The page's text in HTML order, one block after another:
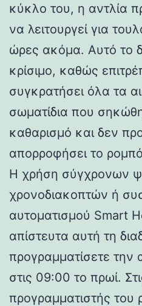
κύκλο του, η αντλία
να λειτουργεί για
ώρες ακόμα. Αυτό το
κρίσιμο, καθώς
συγκρατήσει όλα τα
σωματίδια που
καθαρισμό και δεν
απορροφήσει το
Η χρήση σύγχρονων
χρονοδιακοπτών ή
αυτοματισμού Smart
απίστευτα αυτή τη
προγραμματίσετε την
στις 09:00 το πρωί.
προγραμματιστής του